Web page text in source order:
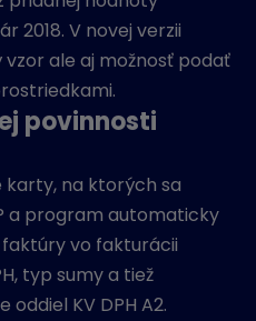
2018. V novej verzii
ale aj možnosť podať
povinnosti
karty, na ktorých sa
a program automaticky
vo fakturácii
typ sumy a tiež
KV DPH A2.